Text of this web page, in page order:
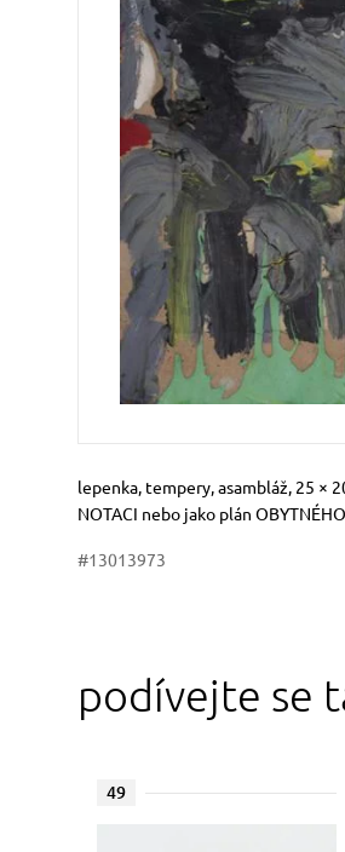
Rozměry
Stručný popis předmětu
lepenka, tempery, asambláž, 25 ×
NOTACI nebo jako plán
#13013973
podívejte se
49